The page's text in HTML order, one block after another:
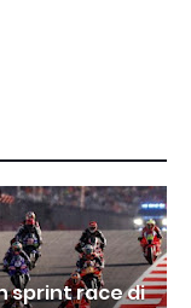
sprint race di